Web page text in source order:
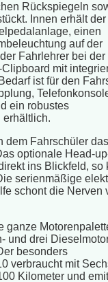
Rückspiegeln
Innen erhält der
einen
auf der
Fahrlehrer bei der
mit
ist für den
ein robustes
erhältlich.
dem Fahrschüler das
optionale Head-
ins Blickfeld, so
serienmäßige
schont die Nerven
ganze
und drei
besonders
verbraucht mit
Kilometer und